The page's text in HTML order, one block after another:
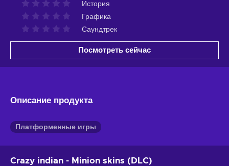
История
Графика
Саундтрек
Посмотреть сейчас
Описание продукта
Платформенные игры
Crazy indian - Minion skins (DLC)